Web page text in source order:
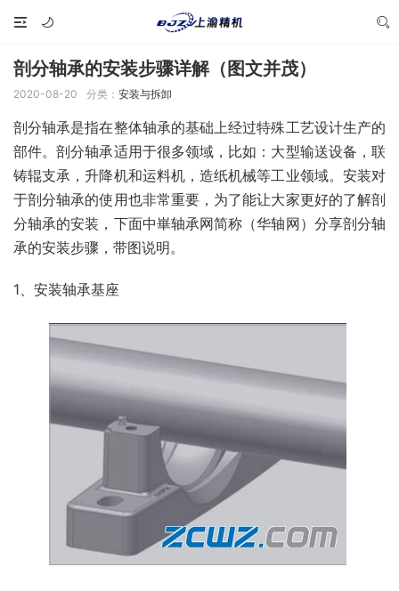
剖分轴承的安装步骤详解（图文并茂）
2020-08-20 分类： 安装与拆卸
剖分轴承是指在整体轴承的基础上经过特殊工艺设计生产的
部件。剖分轴承适用于很多领域，比如：大型输送设备，联
铸辊支承，升降机和运料机，造纸机械等工业领域。安装对
于剖分轴承的使用也非常重要，为了能让大家更好的了解剖
分轴承的安装，下面中崋轴承网简称（华轴网）分享剖分轴
承的安装步骤，带图说明。
1、安装轴承基座